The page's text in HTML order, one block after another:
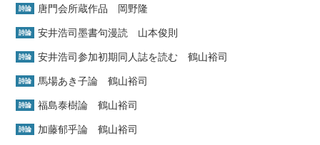
詩論 唐門会所蔵作品 岡野隆
詩論 安井浩司墨書句漫読 山本俊則
詩論 安井浩司参加初期同人誌を読む 鶴山裕司
詩論 馬場あき子論 鶴山裕司
詩論 福島泰樹論 鶴山裕司
詩論 加藤郁乎論 鶴山裕司